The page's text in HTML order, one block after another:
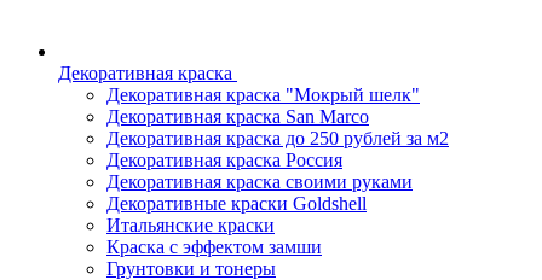
Декоративная краска
Декоративная краска "Мокрый шелк"
Декоративная краска San Marco
Декоративная краска до 250 рублей за м2
Декоративная краска Россия
Декоративная краска своими руками
Декоративные краски Goldshell
Итальянские краски
Краска с эффектом замши
Грунтовки и тонеры